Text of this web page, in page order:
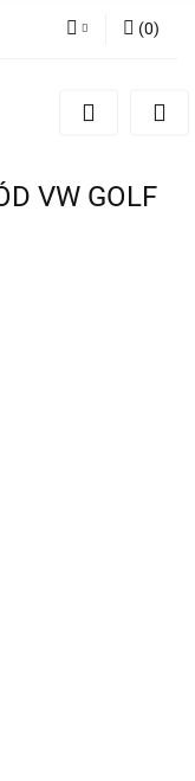
się
(0)
VW GOLF